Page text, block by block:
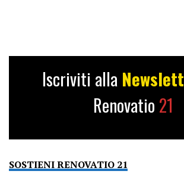
Iscriviti alla
Renovatio 21
SOSTIENI RENOVATIO 21